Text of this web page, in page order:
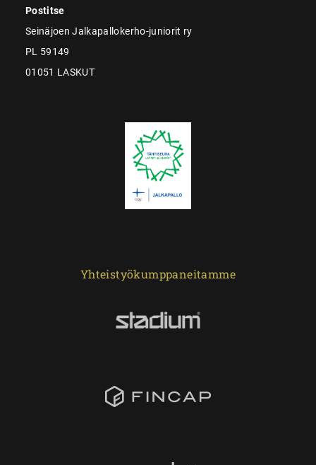
Postitse
Seinäjoen Jalkapallokerho-juniorit ry
PL 59149
01051 LASKUT
Yhteistyökumppaneitamme